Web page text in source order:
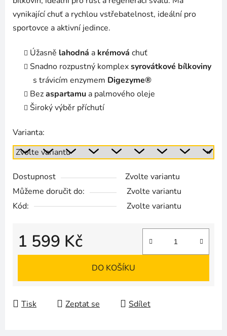
vynikající chuť a rychlou vstřebatelnost, ideální pro
sportovce a aktivní jedince.
Úžasně lahodná a krémová chuť
Snadno rozpustný komplexsyrovátkové bílkoviny
s trávicím enzymem Digezyme®
Bezaspartamu a palmového oleje
Široký výběr příchutí
Varianta:
Dostupnost
Zvolte variantu
Můžeme doručit do:
Zvolte variantu
Kód:
Zvolte variantu
1 599 Kč
Měrná cena:
DO KOŠÍKU
Tisk Zeptat se Sdílet